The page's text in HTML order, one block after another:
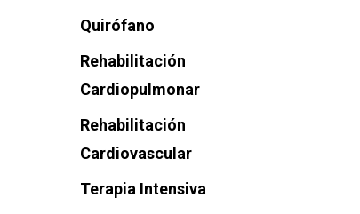
Quirófano
Rehabilitación
Cardiopulmonar
Rehabilitación
Cardiovascular
Terapia Intensiva